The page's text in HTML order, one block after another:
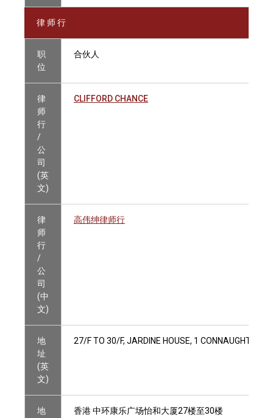
律 师 行
职
位
合伙人
律
师
行
/
公
司
(英
文)
CLIFFORD CHANCE
律
师
行
/
公
司
(中
文)
高伟绅律师行
地
址
(英
文)
27/F TO 30/F, JARDINE HOUSE, 1 CONNAUGHT
地
香港 中环康乐广场怡和大厦27楼至30楼